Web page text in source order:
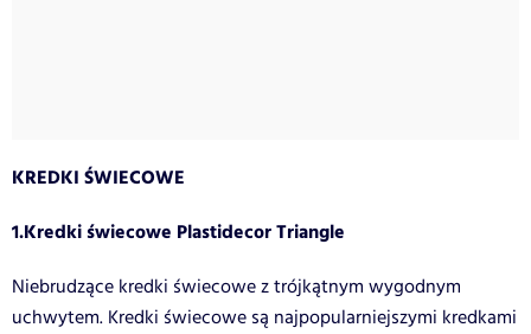
KREDKI ŚWIECOWE
1.Kredki świecowe Plastidecor Triangle
Niebrudzące kredki świecowe z trójkątnym wygodnym
uchwytem. Kredki świecowe są najpopularniejszymi kredkami